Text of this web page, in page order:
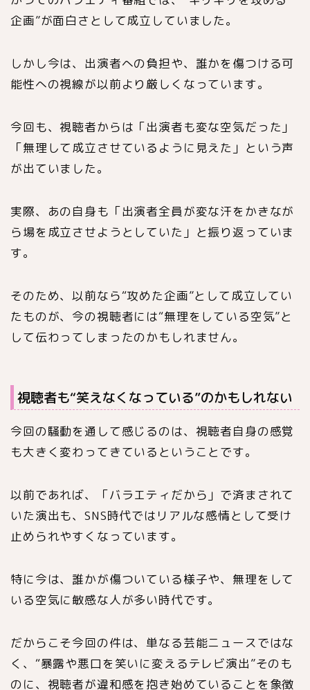
企画”が面白さとして成立していました。
しかし今は、出演者への負担や、誰かを傷つける可
能性への視線が以前より厳しくなっています。
今回も、視聴者からは「出演者も変な空気だった」
「無理して成立させているように見えた」という声
が出ていました。
実際、あの自身も「出演者全員が変な汗をかきなが
ら場を成立させようとしていた」と振り返っていま
す。
そのため、以前なら“攻めた企画”として成立してい
たものが、今の視聴者には“無理をしている空気”と
して伝わってしまったのかもしれません。
視聴者も“笑えなくなっている”のかもしれない
今回の騒動を通して感じるのは、視聴者自身の感覚
も大きく変わってきているということです。
以前であれば、「バラエティだから」で済まされて
いた演出も、SNS時代ではリアルな感情として受け
止められやすくなっています。
特に今は、誰かが傷ついている様子や、無理をして
いる空気に敏感な人が多い時代です。
だからこそ今回の件は、単なる芸能ニュースではな
く、“暴露や悪口を笑いに変えるテレビ演出”そのも
のに、視聴者が違和感を抱き始めていることを象徴